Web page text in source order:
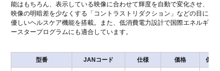
能はもちろん、表示している映像に合わせて輝度を自動で変化させ、
映像の明暗差を少なくする「コントラストリダクション」などの目に
優しいヘルスケア機能を搭載。また、低消費電力設計で国際エネルギ
ースタープログラムにも適合しています。
型番 JANコード 仕様 価格 保守